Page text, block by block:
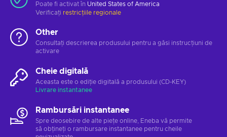
Poate fi activat în United States of America
Verificați restricțiile regionale
Other
Consultați descrierea produsului pentru a găsi instrucțiuni de
activare
Cheie digitală
Aceasta este o ediție digitală a produsului (CD-KEY)
Livrare instantanee
Rambursări instantanee
Spre deosebire de alte piețe online, Eneba vă permite
să obțineți o rambursare instantanee pentru cheile